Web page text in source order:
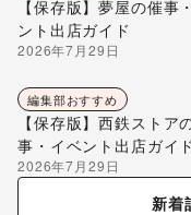
【保存版】夢屋の催事
ント出店ガイド
2026年7月29日
編集部おすすめ
【保存版】西鉄ストア
事・イベント出店ガイド
2026年7月29日
新着